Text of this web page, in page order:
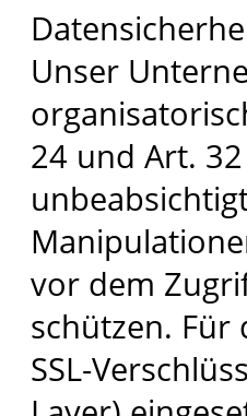
Unser
24 und Art.
vor dem
schützen.
SSL-